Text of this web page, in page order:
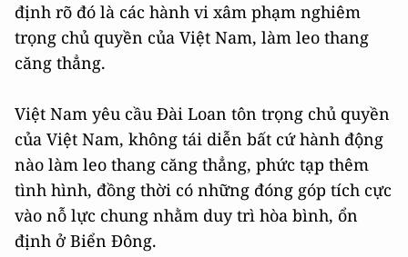
định rõ đó là các hành vi xâm phạm nghiêm
trọng chủ quyền của Việt Nam, làm leo thang
căng thẳng.
Việt Nam yêu cầu Đài Loan tôn trọng chủ quyền
của Việt Nam, không tái diễn bất cứ hành động
nào làm leo thang căng thẳng, phức tạp thêm
tình hình, đồng thời có những đóng góp tích cực
vào nỗ lực chung nhằm duy trì hòa bình, ổn
định ở Biển Đông.